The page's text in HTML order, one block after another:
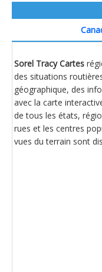
Sorel Tracy Cartes
des situations
géographique, des
avec la carte
de tous les états,
rues et les centres
vues du terrain sont